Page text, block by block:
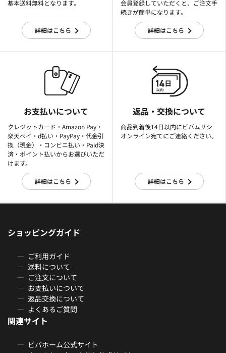
基本送料無料となります。
詳細はこちら
会員登録していただくと、ご注文手
続きが簡単になります。
詳細はこちら
お支払いについて
クレジットカード・Amazon Pay・
楽天ぺイ・d払い・PayPay・代金引
換（現金）・コンビニ払い・Paid決
済・ポイント払いからお選びいただ
けます。
詳細はこちら
返品・交換について
商品到着後14日以内にビバムサシ
オンライン宛てにご連絡ください。
詳細はこちら
ショッピングガイド
ご利用ガイド
送料について
ご注文について
お支払いについて
返品交換について
よくあるご質問
関連サイト
ビバホーム公式サイト